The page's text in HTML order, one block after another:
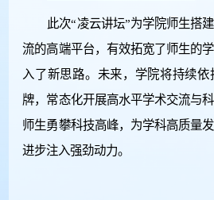
此次“凌云讲坛”为学院师生搭
流的高端平台，有效拓宽了师生的
入了新思路。未来，学院将持续
牌，常态化开展高水平学术交流与
师生勇攀科技高峰，为学科高质量
进步注入强劲动力。